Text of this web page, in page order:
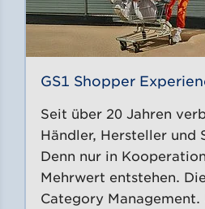
GS1 Shopper
Seit über 20 Jahren
Händler, Hersteller und
Denn nur in
Mehrwert entstehen.
Category Management.